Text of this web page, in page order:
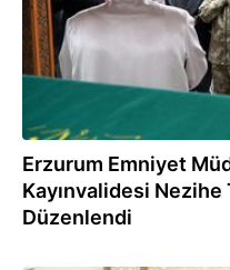
Erzurum Emniyet
Kayınvalidesi Nezihe
Düzenlendi